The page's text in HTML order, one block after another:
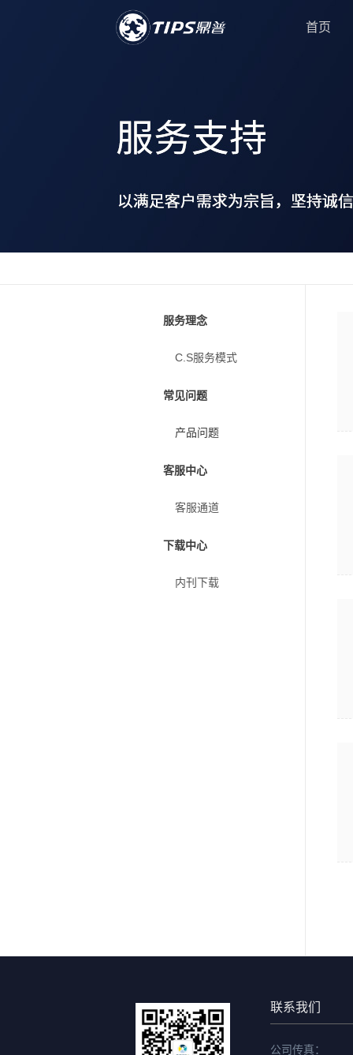
首页
服务理念
C.S服务模式
常见问题
产品问题
客服中心
客服通道
下载中心
内刊下载
联系我们
公司传真：